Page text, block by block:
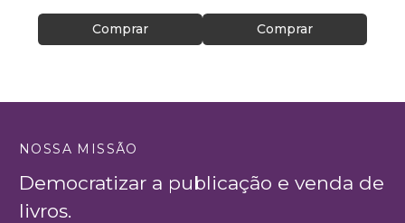
Comprar Comprar
NOSSA MISSÃO
Democratizar a publicação e venda de
livros.